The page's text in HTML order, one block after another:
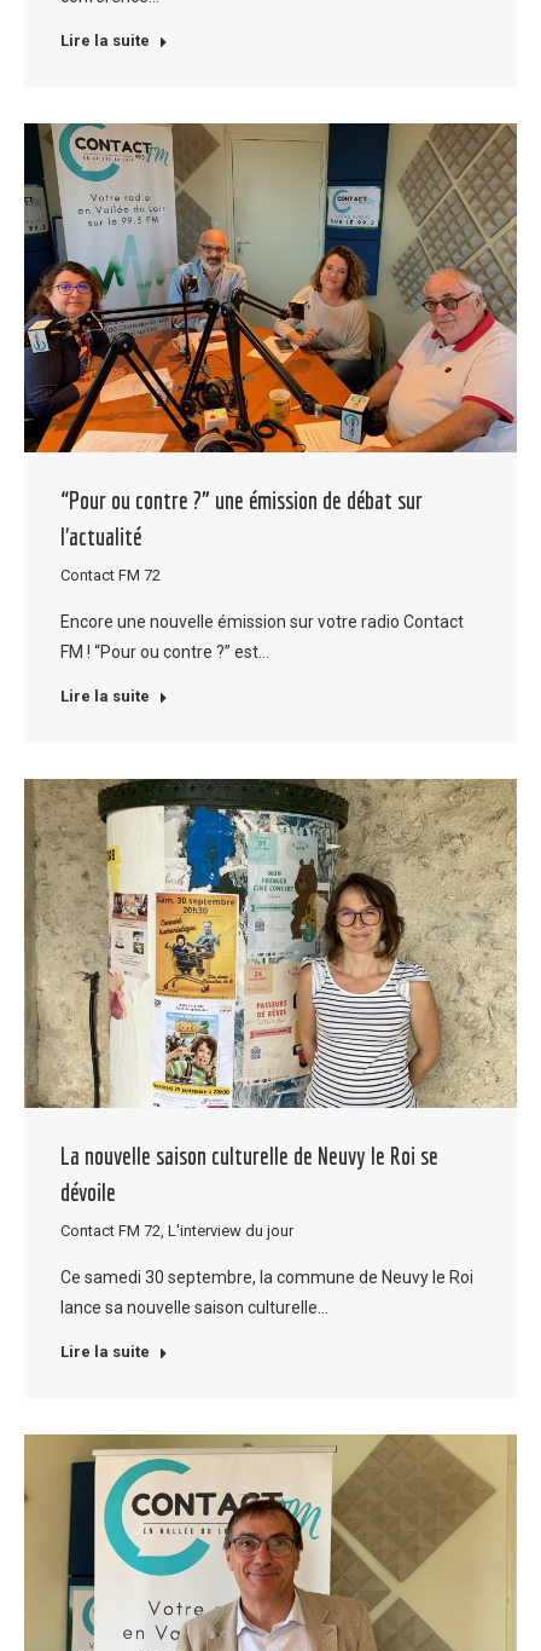
Lire la suite
“Pour ou contre ?” une émission de débat sur
l’actualité
Contact FM 72
Encore une nouvelle émission sur votre radio Contact
FM ! “Pour ou contre ?” est…
Lire la suite
La nouvelle saison culturelle de Neuvy le Roi se
dévoile
Contact FM 72 L'interview du jour
Ce samedi 30 septembre, la commune de Neuvy le Roi
lance sa nouvelle saison culturelle…
Lire la suite